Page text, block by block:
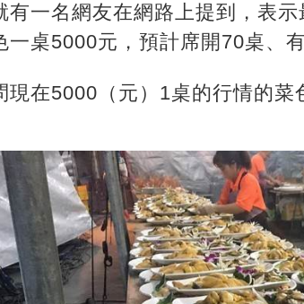
有一名網友在網路上提到，表
一桌5000元，預計席開70桌、
現在5000（元）1桌的行情的菜